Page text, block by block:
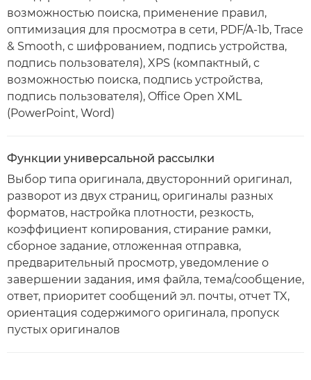
возможностью поиска, применение правил,
оптимизация для просмотра в сети, PDF/A-1b, Trace
& Smooth, с шифрованием, подпись устройства,
подпись пользователя), XPS (компактный, с
возможностью поиска, подпись устройства,
подпись пользователя), Office Open XML
(PowerPoint, Word)
Функции универсальной рассылки
Выбор типа оригинала, двусторонний оригинал,
разворот из двух страниц, оригиналы разных
форматов, настройка плотности, резкость,
коэффициент копирования, стирание рамки,
сборное задание, отложенная отправка,
предварительный просмотр, уведомление о
завершении задания, имя файла, тема/сообщение,
ответ, приоритет сообщений эл. почты, отчет TX,
ориентация содержимого оригинала, пропуск
пустых оригиналов